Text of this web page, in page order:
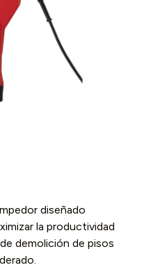
diseñado
la productividad
demolición de pisos